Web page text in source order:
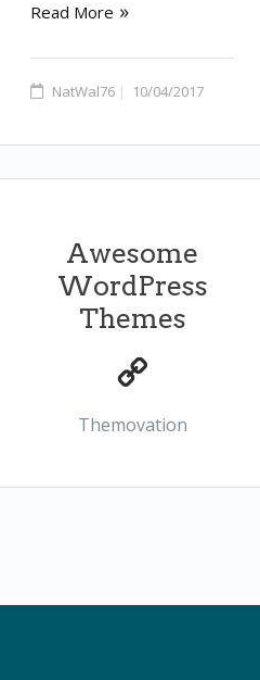
Read More
NatWal76 10/04/2017
Awesome
WordPress
Themes
Themovation